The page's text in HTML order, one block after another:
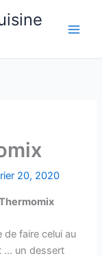
20, 2020
de faire celui au
… un dessert